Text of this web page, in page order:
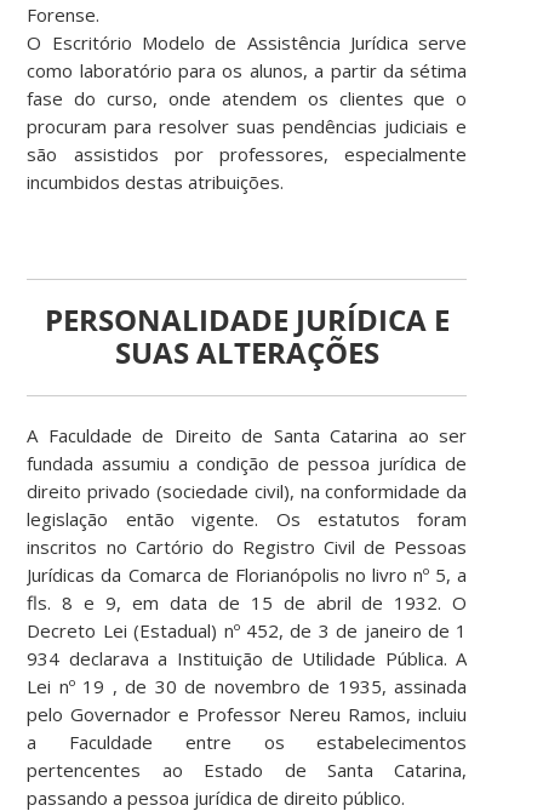
Forense.
O Escritório Modelo de Assistência Jurídica serve
como laboratório para os alunos, a partir da sétima
fase do curso, onde atendem os clientes que o
procuram para resolver suas pendências judiciais e
são assistidos por professores, especialmente
incumbidos destas atribuições.
PERSONALIDADE JURÍDICA E
SUAS ALTERAÇÕES
A Faculdade de Direito de Santa Catarina ao ser
fundada assumiu a condição de pessoa jurídica de
direito privado (sociedade civil), na conformidade da
legislação então vigente. Os estatutos foram
inscritos no Cartório do Registro Civil de Pessoas
Jurídicas da Comarca de Florianópolis no livro nº 5, a
fls. 8 e 9, em data de 15 de abril de 1932. O
Decreto Lei (Estadual) nº 452, de 3 de janeiro de 1
934 declarava a Instituição de Utilidade Pública. A
Lei nº 19 , de 30 de novembro de 1935, assinada
pelo Governador e Professor Nereu Ramos, incluiu
a Faculdade entre os estabelecimentos
pertencentes ao Estado de Santa Catarina,
passando a pessoa jurídica de direito público.